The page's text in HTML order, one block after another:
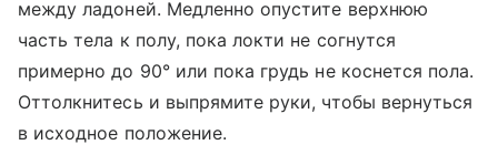
между ладоней. Медленно опустите верхнюю
часть тела к полу, пока локти не согнутся
примерно до 90° или пока грудь не коснется пола.
Оттолкнитесь и выпрямите руки, чтобы вернуться
в исходное положение.